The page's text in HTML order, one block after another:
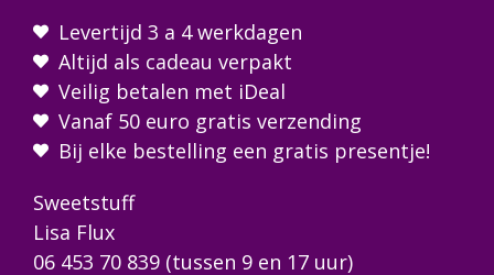
Levertijd 3 a 4 werkdagen
Altijd als cadeau verpakt
Veilig betalen met iDeal
Vanaf 50 euro gratis verzending
Bij elke bestelling een gratis presentje!
Sweetstuff
Lisa Flux
06 453 70 839 (tussen 9 en 17 uur)